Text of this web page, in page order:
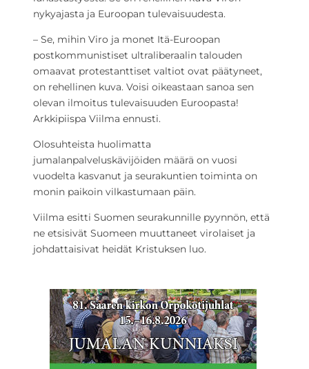
nykyajasta ja Euroopan tulevaisuudesta.
– Se, mihin Viro ja monet Itä-Euroopan
postkommunistiset ultraliberaalin talouden
omaavat protestanttiset valtiot ovat päätyneet,
on rehellinen kuva. Voisi oikeastaan sanoa sen
olevan ilmoitus tulevaisuuden Euroopasta!
Arkkipiispa Viilma ennusti.
Olosuhteista huolimatta
jumalanpalveluskävijöiden määrä on vuosi
vuodelta kasvanut ja seurakuntien toiminta on
monin paikoin vilkastumaan päin.
Viilma esitti Suomen seurakunnille pyynnön, että
ne etsisivät Suomeen muuttaneet virolaiset ja
johdattaisivat heidät Kristuksen luo.